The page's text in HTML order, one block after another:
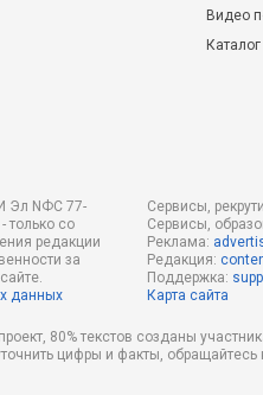
Видео
Эл NФС 77-
только со
редакции
за
данных
Сервисы,
Сервисы,
Реклама:
Редакция:
Поддержка:
Карта сайта
80% текстов созданы
цифры и факты,